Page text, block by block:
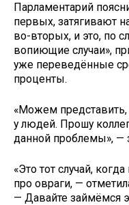
Парламентарий
первых, затягивают
во-вторых, и это, по
вопиющие случаи»,
уже переведённые
проценты.
«Можем
у людей. Прошу
данной проблемы», —
«Это тот случай,
про овраги, —
— Давайте займёмся